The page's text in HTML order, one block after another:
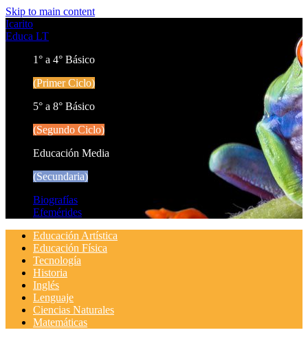
Skip to main content
Icarito
Educa LT
1° a 4° Básico
(Primer Ciclo)
5° a 8° Básico
(Segundo Ciclo)
Educación Media
(Secundaria)
Biografías
Efemérides
Educación Artística
Educación Física
Tecnología
Historia
Inglés
Lenguaje
Ciencias Naturales
Matemáticas